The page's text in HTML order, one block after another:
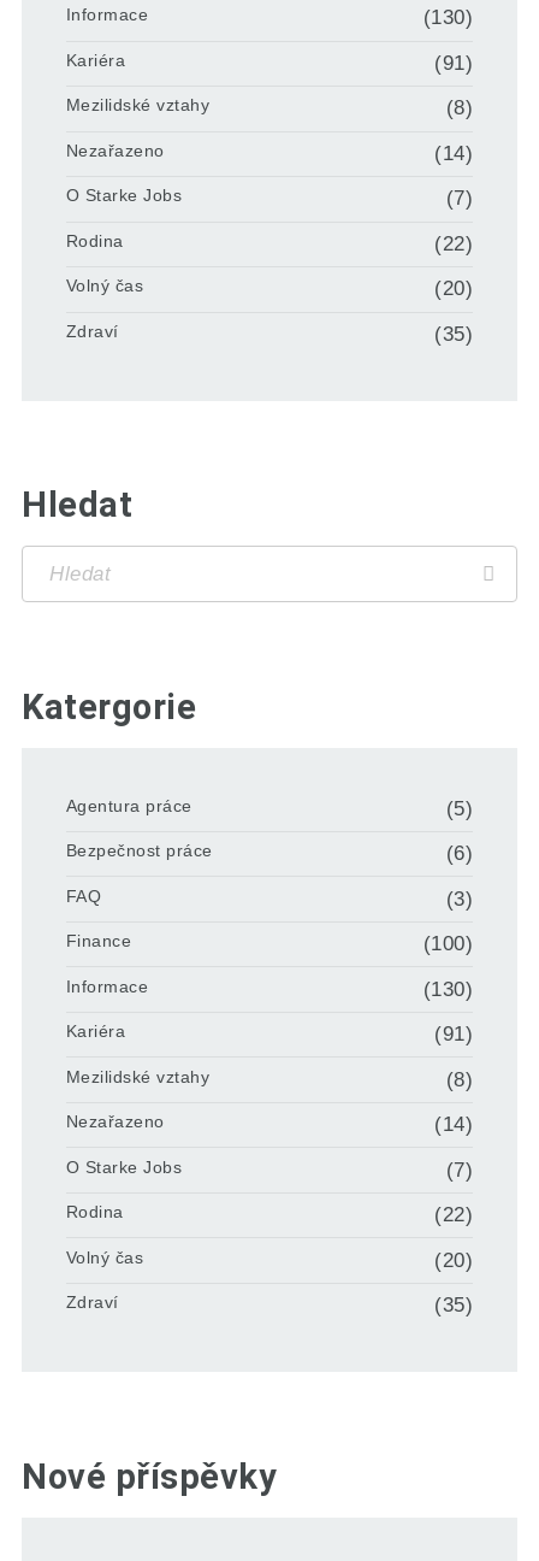
Informace (130)
Kariéra (91)
Mezilidské vztahy (8)
Nezařazeno (14)
O Starke Jobs (7)
Rodina (22)
Volný čas (20)
Zdraví (35)
Hledat
Katergorie
Agentura práce (5)
Bezpečnost práce (6)
FAQ (3)
Finance (100)
Informace (130)
Kariéra (91)
Mezilidské vztahy (8)
Nezařazeno (14)
O Starke Jobs (7)
Rodina (22)
Volný čas (20)
Zdraví (35)
Nové příspěvky